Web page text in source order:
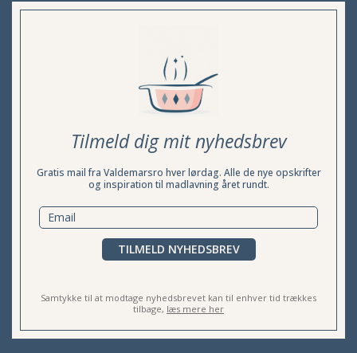
Tilmeld dig mit nyhedsbrev
Gratis mail fra Valdemarsro hver lørdag. Alle de nye opskrifter
og inspiration til madlavning året rundt.
TILMELD NYHEDSBREV
Samtykke til at modtage nyhedsbrevet kan til enhver tid trækkes
tilbage, læs mere her